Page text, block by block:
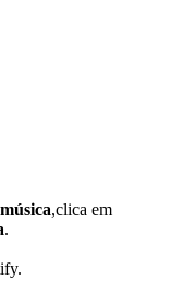
,clica em
.